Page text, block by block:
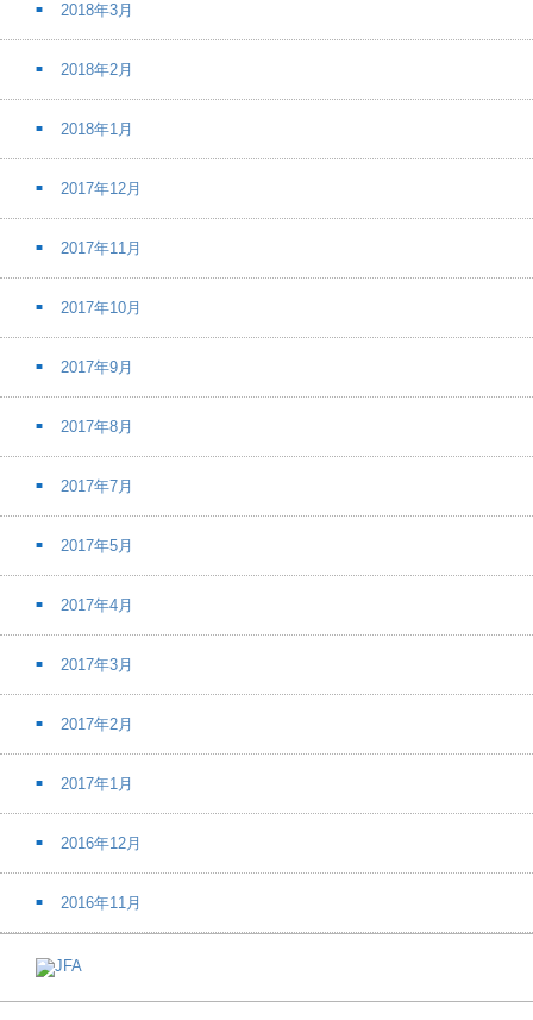
2018年3月
2018年2月
2018年1月
2017年12月
2017年11月
2017年10月
2017年9月
2017年8月
2017年7月
2017年5月
2017年4月
2017年3月
2017年2月
2017年1月
2016年12月
2016年11月